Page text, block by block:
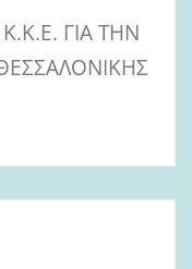
ΓΙΑ ΤΗΝ